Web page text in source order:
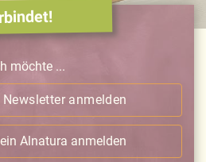
möchte ...
anmelden
Alnatura anmelden